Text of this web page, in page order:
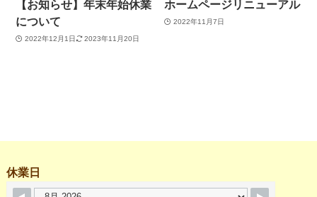
【お知らせ】年末年始休業
について
2022年12月1日 2023年11月20日
ホームページリニューアル
2022年11月7日
休業日